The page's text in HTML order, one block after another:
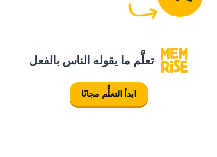
تعلَّم ما يقوله الناس بالفعل
ابدأ التعلُّم مجانًا